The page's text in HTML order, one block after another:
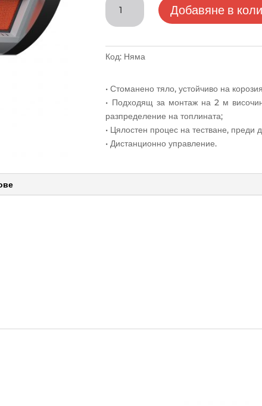
HRK
излъчвател
Добавяне в
Код: Няма
• Стоманено тяло, устойчиво на
• Подходящ за монтаж на 2 м
разпределение на топлината;
• Цялостен процес на тестване, преди
• Дистанционно управление.